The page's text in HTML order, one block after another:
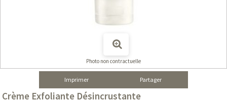
Photo non contractuelle
Imprimer Partager
Crème Exfoliante Désincrustante